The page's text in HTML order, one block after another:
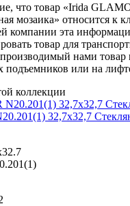
что товар «Irida
мозаика» относится к
компании эта
товар для
нами товар
или на
коллекции
32,7x32,7